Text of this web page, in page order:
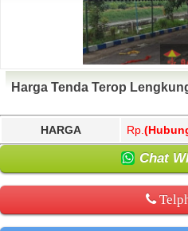
Harga Tenda Terop
HARGA Rp.
Chat